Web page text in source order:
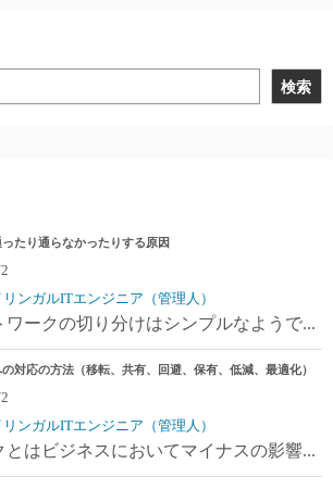
検索
たり通らなかったりする原因
ンガルITエンジニア（管理人）
ワークの切り分けはシンプルなようで...
の対応の方法（移転、共有、回避、保有、低減、最適化）
ンガルITエンジニア（管理人）
とはビジネスにおいてマイナスの影響...